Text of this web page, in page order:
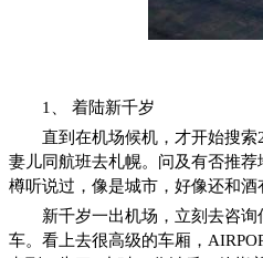
1、 着陆新千岁
直到在机场候机，才开始搜
妻儿同航班去札幌。问及有否推
樽听说过，像是城市，好像还和酒
新千岁一出机场，立刻去咨
车。看上去很高级的车厢，